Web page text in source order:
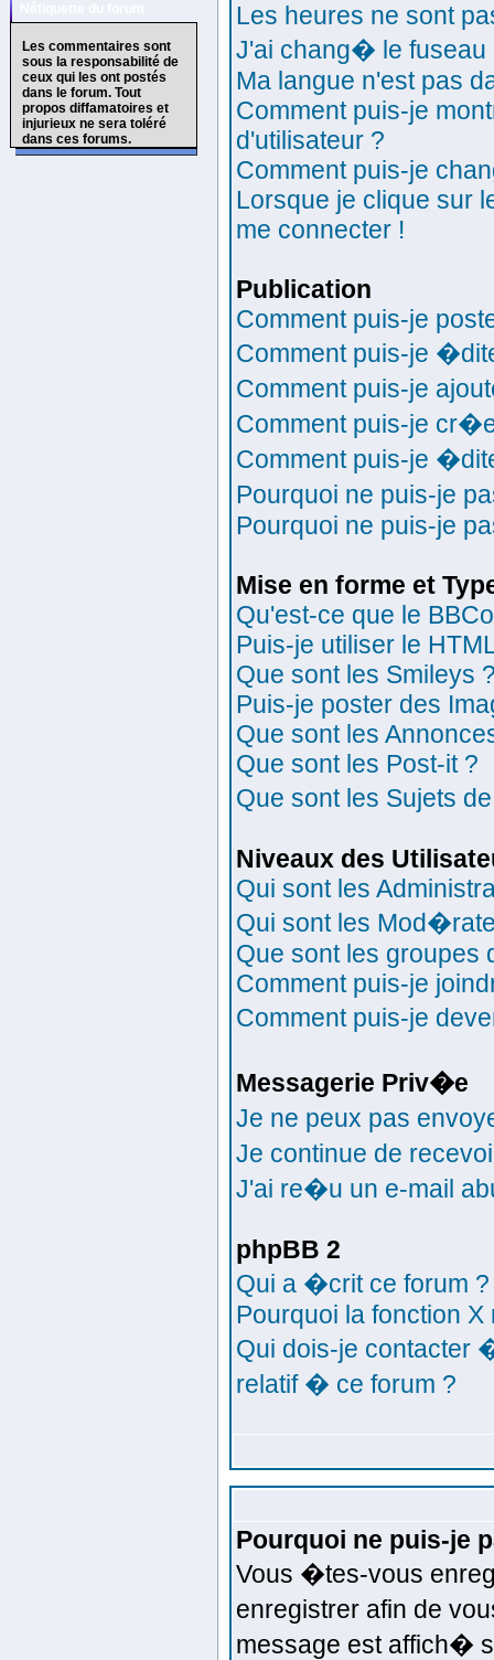
Les commentaires sont
sous la responsabilité de
ceux qui les ont postés
dans le forum. Tout
propos diffamatoires et
injurieux ne sera toléré
dans ces forums.
Les heures ne sont
J'ai chang� le fuseau
Ma langue n'est pas
Comment puis-je
d'utilisateur ?
Comment puis-je
Lorsque je clique sur
me connecter !
Publication
Comment puis-je
Comment puis-je
Comment puis-je
Comment puis-je
Comment puis-je
Pourquoi ne puis-je
Pourquoi ne puis-je
Mise en forme et
Qu'est-ce que le
Puis-je utiliser le
Que sont les Smileys
Puis-je poster des
Que sont les
Que sont les Post-it ?
Que sont les Sujets
Niveaux des
Qui sont les
Qui sont les
Que sont les groupes
Comment puis-je
Comment puis-je
Messagerie Priv�e
Je ne peux pas
Je continue de
J'ai re�u un e-mail
phpBB 2
Qui a �crit ce forum ?
Pourquoi la fonction
Qui dois-je contacter
relatif � ce forum ?
Pourquoi ne puis-je
Vous �tes-vous
enregistrer afin de
message est affich�